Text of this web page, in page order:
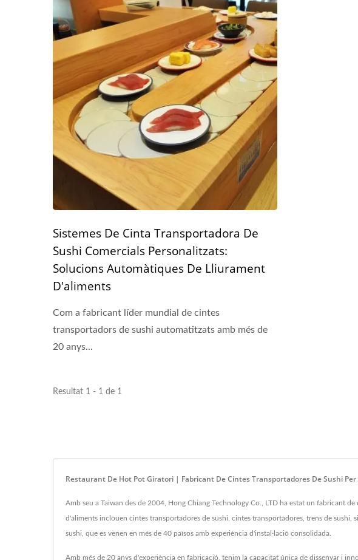
Sistemes De Cinta Transportadora De
Sushi Comercials Personalitzats:
Solucions Automàtiques De Lliurament
D'aliments
Com a fabricant líder mundial de cintes
transportadors de sushi automatitzats amb més de
20 anys...
Resultat 1 - 1 de 1
Restaurant De Hot Pot Giratori | Fabricant De Cintes Transportadores De Sushi
Amb seu a Taiwan des de 2004, Hong Chiang Technology Co., LTD ha estat un fabricant
d'aliments inclouen cintes transportadores de sushi, cintes transportadores, trens de sushi,
sushi, que es venen en més de 40 països amb experiència d'instal·lació consolidada.
Amb més de 20 anys d'experiència en fabricació, tenim la capacitat única de dissenyar i